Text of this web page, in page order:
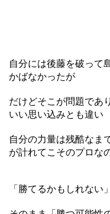
自分には後藤を破って
かばなかったが
だけどそこが問題であ
いい思い込みとも違い
自分の力量は残酷なま
が計れてこそのプロな
「勝てるかもしれない